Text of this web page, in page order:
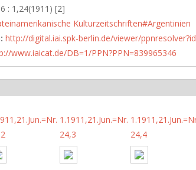
: 1,24(1911) [2]
Kulturzeitschriften#Argentinien
http://digital.iai.spk-berlin.de/viewer/
www.iaicat.de/DB=1/PPN?PPN=839965346
1.1911,21.Jun.=Nr.
24,3
24,4